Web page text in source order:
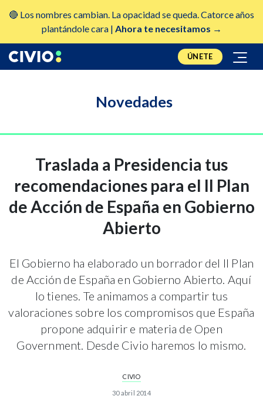
🔴 Los nombres cambian. La opacidad se queda. Catorce años
plantándole cara | Ahora te necesitamos →
ÚNETE
Novedades
Traslada a Presidencia tus
recomendaciones para el II Plan
de Acción de España en Gobierno
Abierto
El Gobierno ha elaborado un borrador del II Plan
de Acción de España en Gobierno Abierto. Aquí
lo tienes. Te animamos a compartir tus
valoraciones sobre los compromisos que España
propone adquirir e materia de Open
Government. Desde Civio haremos lo mismo.
CIVIO
30 abril 2014